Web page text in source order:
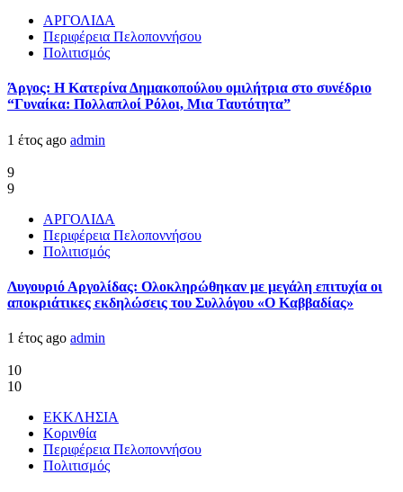
ΑΡΓΟΛΙΔΑ
Περιφέρεια Πελοποννήσου
Πολιτισμός
Άργος: Η Κατερίνα Δημακοπούλου ομιλήτρια στο συνέδριο
“Γυναίκα: Πολλαπλοί Ρόλοι, Μια Ταυτότητα”
1 έτος ago admin
9
9
ΑΡΓΟΛΙΔΑ
Περιφέρεια Πελοποννήσου
Πολιτισμός
Λυγουριό Αργολίδας: Ολοκληρώθηκαν με μεγάλη επιτυχία οι
αποκριάτικες εκδηλώσεις του Συλλόγου «Ο Καββαδίας»
1 έτος ago admin
10
10
ΕΚΚΛΗΣΙΑ
Κορινθία
Περιφέρεια Πελοποννήσου
Πολιτισμός